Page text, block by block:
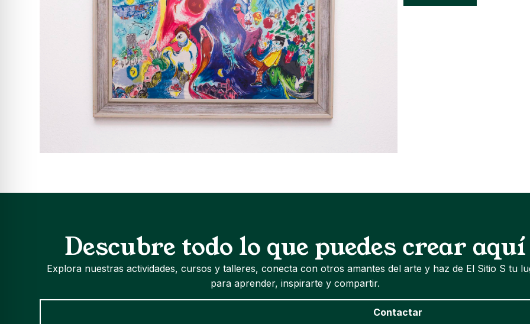
Descubre todo lo que puedes crear aquí
Explora nuestras actividades, cursos y talleres, conecta con otros amantes del arte y haz de El Sitio S tu
para aprender, inspirarte y compartir.
Contactar